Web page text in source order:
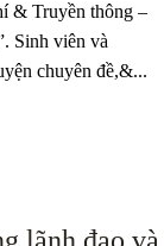
& Truyền thông –
Sinh viên và
chuyên đề,&...